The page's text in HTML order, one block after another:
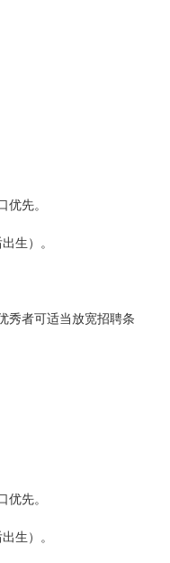
先。
生）。
者可适当放宽招聘条
先。
生）。